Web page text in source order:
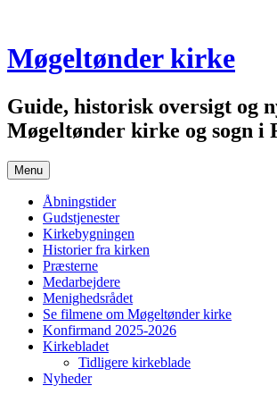
content
Møgeltønder kirke
Guide, historisk oversigt og
Møgeltønder kirke og sogn i
Menu
Åbningstider
Gudstjenester
Kirkebygningen
Historier fra kirken
Præsterne
Medarbejdere
Menighedsrådet
Se filmene om Møgeltønder kirke
Konfirmand 2025-2026
Kirkebladet
Tidligere kirkeblade
Nyheder